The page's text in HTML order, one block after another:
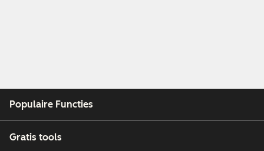
Populaire Functies
Gratis tools